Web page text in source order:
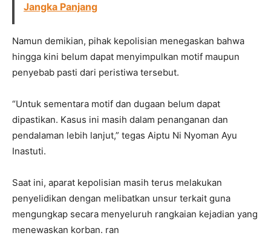
Jangka Panjang
Namun demikian, pihak kepolisian menegaskan bahwa
hingga kini belum dapat menyimpulkan motif maupun
penyebab pasti dari peristiwa tersebut.
“Untuk sementara motif dan dugaan belum dapat
dipastikan. Kasus ini masih dalam penanganan dan
pendalaman lebih lanjut,” tegas Aiptu Ni Nyoman Ayu
Inastuti.
Saat ini, aparat kepolisian masih terus melakukan
penyelidikan dengan melibatkan unsur terkait guna
mengungkap secara menyeluruh rangkaian kejadian yang
menewaskan korban. ran